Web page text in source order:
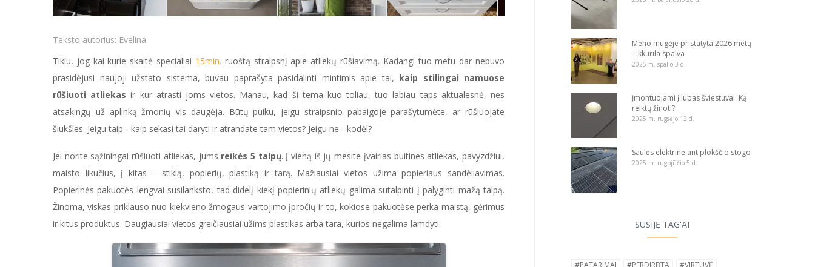
Meno mugėje pristatyta 2026 metų
Tikkurila spalva
2025 m. spalio 3 d.
Įmontuojami į lubas šviestuvai. Ką
reiktų žinoti?
2025 m. rugsėjo 12 d.
Saulės elektrinė ant plokščio stogo
2025 m. rugpjūčio 5 d.
SUSIJĘ TAG'AI
Teksto autorius: Evelina
Tikiu, jog kai kurie skaitė specialiai 15min. ruoštą straipsnį apie atliekų rūšiavimą. Kadangi tuo metu dar nebuvo
prasidėjusi naujoji užstato sistema, buvau paprašyta pasidalinti mintimis apie tai, kaip stilingai namuose
rūšiuoti atliekas ir kur atrasti joms vietos. Manau, kad ši tema kuo toliau, tuo labiau taps aktualesnė, nes
atsakingų už aplinką žmonių vis daugėja. Būtų puiku, jeigu straipsnio pabaigoje parašytumėte, ar rūšiuojate
šiukšles. Jeigu taip - kaip sekasi tai daryti ir atrandate tam vietos? Jeigu ne - kodėl?
Jei norite sąžiningai rūšiuoti atliekas, jums reikės 5 talpų. Į vieną iš jų mesite įvairias buitines atliekas, pavyzdžiui,
maisto likučius, į kitas – stiklą, popierių, plastiką ir tarą. Mažiausiai vietos užima popieriaus sandėliavimas.
Popierinės pakuotės lengvai susilanksto, tad didelį kiekį popierinių atliekų galima sutalpinti į palyginti mažą talpą.
Žinoma, viskas priklauso nuo kiekvieno žmogaus vartojimo įpročių ir to, kokiose pakuotėse perka maistą, gėrimus
ir kitus produktus. Daugiausiai vietos greičiausiai užims plastikas arba tara, kurios negalima lamdyti.